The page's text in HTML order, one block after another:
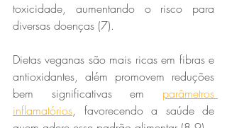
toxicidade, aumentando o risco para
diversas doenças (7).
Dietas veganas são mais ricas em fibras e
antioxidantes, além promovem reduções
bem significativas em parâmetros
inflamatórios, favorecendo a saúde de